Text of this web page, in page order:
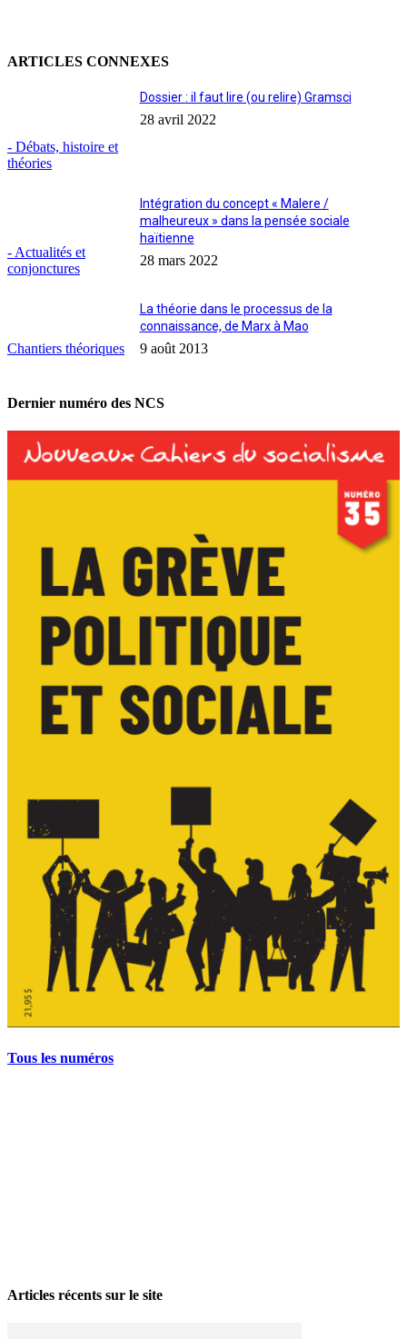
ARTICLES CONNEXES
- Débats, histoire et
théories
Dossier : il faut lire (ou relire) Gramsci
28 avril 2022
- Actualités et
conjonctures
Intégration du concept « Malere /
malheureux » dans la pensée sociale
haïtienne
28 mars 2022
Chantiers théoriques
La théorie dans le processus de la
connaissance, de Marx à Mao
9 août 2013
Dernier numéro des NCS
Tous les numéros
Articles récents sur le site